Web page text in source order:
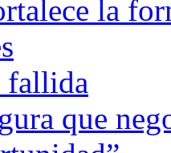
la
fallida
que